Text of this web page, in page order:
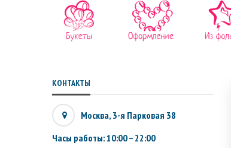
КОНТАКТЫ
Москва, 3-я Парковая 38
Часы работы: 10:00 – 22:00